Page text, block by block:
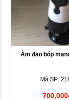
Âm đạo bóp
Mã SP: